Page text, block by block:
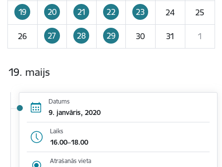
19 20 21 22 23 24 25
26 27 28 29 30 31 1
19. maijs
Datums
9. janvāris, 2020
Laiks
16.00–18.00
Atrašanās vieta